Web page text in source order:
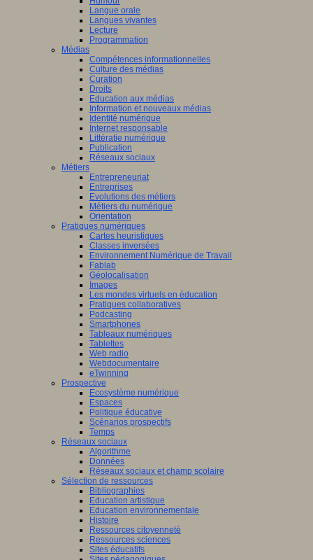
Langue orale
Langues vivantes
Lecture
Programmation
Médias
Compétences informationnelles
Culture des médias
Curation
Droits
Education aux médias
Information et nouveaux médias
Identité numérique
Internet responsable
Littératie numérique
Publication
Réseaux sociaux
Métiers
Entrepreneuriat
Entreprises
Evolutions des métiers
Métiers du numérique
Orientation
Pratiques numériques
Cartes heuristiques
Classes inversées
Environnement Numérique de Travail
Fablab
Géolocalisation
Images
Les mondes virtuels en éducation
Pratiques collaboratives
Podcasting
Smartphones
Tableaux numériques
Tablettes
Web radio
Webdocumentaire
eTwinning
Prospective
Ecosystème numérique
Espaces
Politique éducative
Scénarios prospectifs
Temps
Réseaux sociaux
Algorithme
Données
Réseaux sociaux et champ scolaire
Sélection de ressources
Bibliographies
Education artistique
Education environnementale
Histoire
Ressources citoyenneté
Ressources sciences
Sites éducatifs